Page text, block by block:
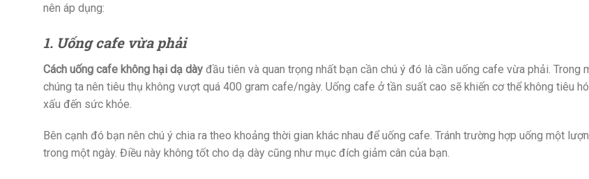
nên áp dụng:
1. Uống cafe vừa phải
Cách uống cafe không hại dạ dày đầu tiên và quan trọng nhất bạn cần chú ý đó là cần uống cafe vừa phải. Trong
chúng ta nên tiêu thụ không vượt quá 400 gram cafe/ngày. Uống cafe ở tần suất cao sẽ khiến cơ thể không tiêu
xấu đến sức khỏe.
Bên cạnh đó bạn nên chú ý chia ra theo khoảng thời gian khác nhau để uống cafe. Tránh trường hợp uống một
trong một ngày. Điều này không tốt cho dạ dày cũng như mục đích giảm cân của bạn.